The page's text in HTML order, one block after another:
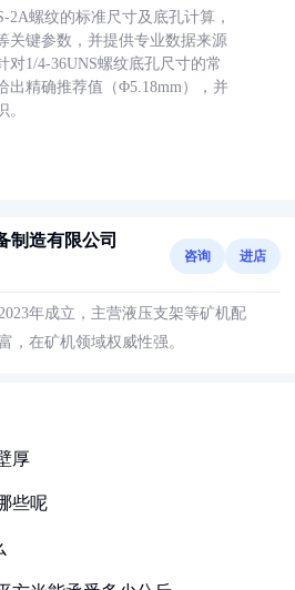
2A螺纹的标准尺寸及底孔计算，
关键参数，并提供专业数据来源
对1/4-36UNS螺纹底孔尺寸的常
出精确推荐值（Φ5.18mm），并
制造有限公司
咨询 进店
年成立，主营液压支架等矿机配
，在矿机领域权威性强。
厚
些呢